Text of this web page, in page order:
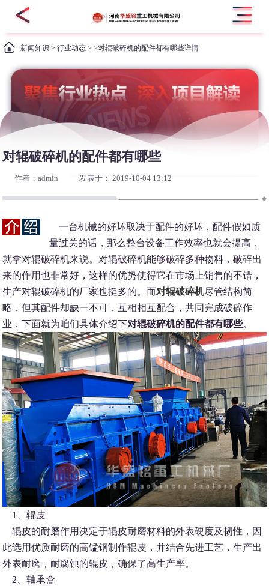
新闻知识 >行业动态 > >对辊破碎机的配件都有哪些详情
对辊破碎机的配件都有哪些
作者：admin 发表于： 2019-10-04 13:12
一台机械的好坏取决于配件的好坏，配件假如质
量过关的话，那么整台设备工作效率也就会提高，
就拿对辊破碎机来说。对辊破碎机能够破碎多种物料，破碎出
来的作用也非常好，这样的优势使得它在市场上销售的不错，
生产对辊破碎机的厂家也挺多的。而对辊破碎机尽管结构简
略，但其配件却缺一不可，互相相互配合，共同完成破碎作
业，下面就为咱们具体介绍下对辊破碎机的配件都有哪些。
1、辊皮
辊皮的耐磨作用决定于辊皮耐磨材料的外表硬度及韧性，因
此选用优质耐磨的高锰钢制作辊皮，并结合先进工艺，生产出
外表耐磨，耐腐蚀的辊皮，确保了高生产率。
2、轴承盒